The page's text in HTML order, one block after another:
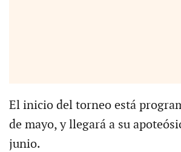
El inicio del torneo está
de mayo, y llegará a su
junio.